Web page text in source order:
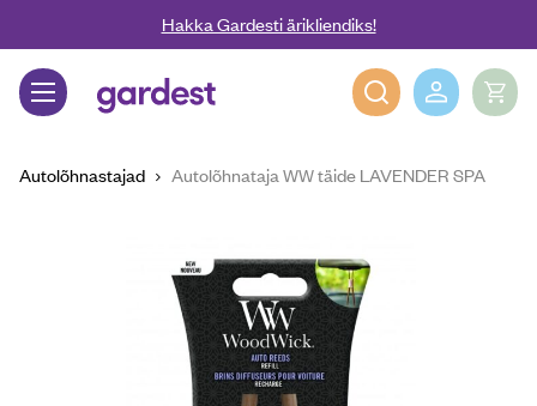
Liigu edasi põhisisu juurdeHakka Gardesti ärikliendiks!
Gardest
Autolõhnastajad Autolõhnataja WW täide LAVENDER SPA